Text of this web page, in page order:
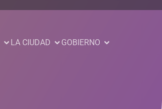
LA CIUDAD GOBIERNO